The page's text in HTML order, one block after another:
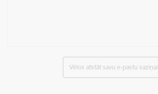
Vēlos atstāt savu e-pastu saziņai